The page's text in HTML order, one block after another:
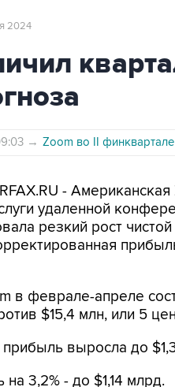
2024
→ Zoom во II
-
удаленной
резкий рост
в феврале-апреле
$15,4 млн, или 5
выросла до
3,2% - до $1,14 млрд.